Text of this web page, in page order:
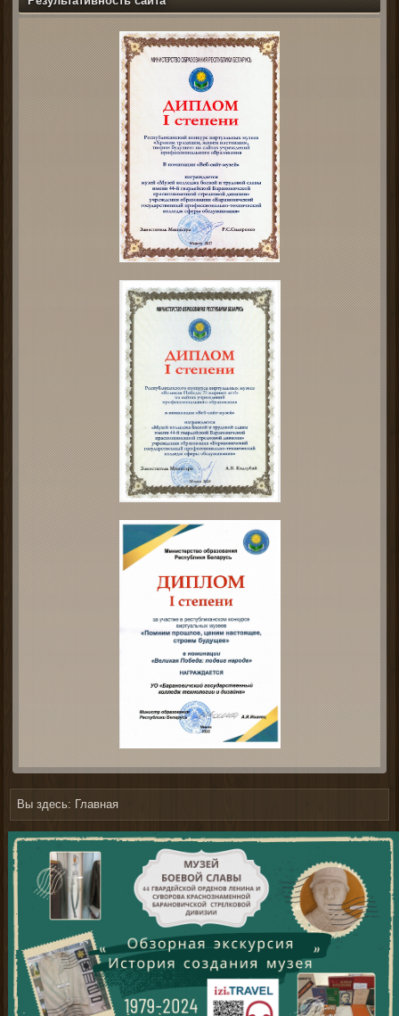
Вы здесь: Главная